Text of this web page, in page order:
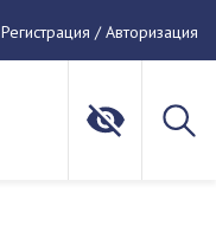
Регистрация / Авторизация